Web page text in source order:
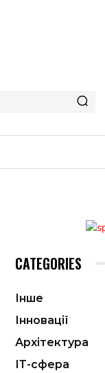
CATEGORIES
Інше
Інновації
Архітектура
ІТ-сфера